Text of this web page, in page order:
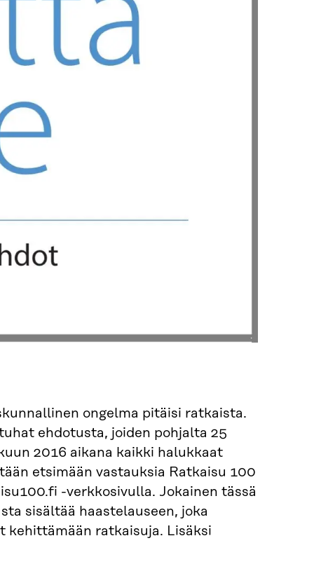
ongelma pitäisi ratkaista.
ehdotusta, joiden pohjalta 25
2016 aikana kaikki halukkaat
etsimään vastauksia Ratkaisu 100
-verkkosivulla. Jokainen tässä
sisältää haastelauseen, joka
kehittämään ratkaisuja. Lisäksi